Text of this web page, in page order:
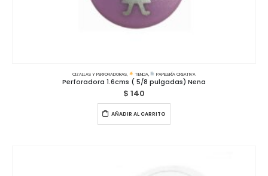
CIZALLAS Y PERFORADORAS, TIENDA, PAPELERÍA CREATIVA
Perforadora 1.6cms ( 5/8 pulgadas) Nena
$ 140
AÑADIR AL CARRITO